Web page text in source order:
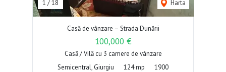
1 /18 Harta
Casă de vânzare – Strada Dunării
100,000 €
Casă / Vilă cu 3 camere de vânzare
Semicentral, Giurgiu
124 mp 1900